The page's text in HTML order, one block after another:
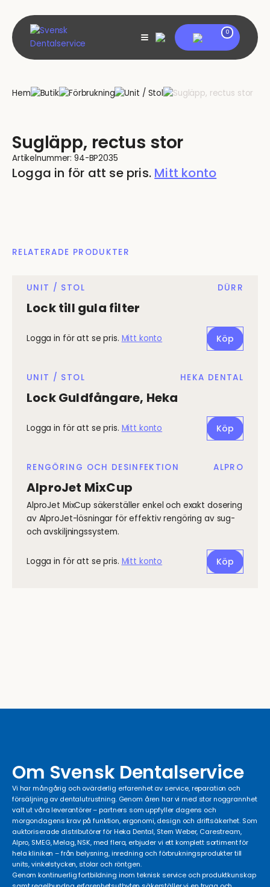
content
My account
View
shopping
0
Hem Butik Förbrukning Unit / Stol Sugläpp, rectus stor
Sugläpp, rectus stor
Artikelnummer: 94-BP2035
Logga in för att se pris. Mitt konto
RELATERADE PRODUKTER
UNIT / STOL DÜRR
Lock till gula filter
Logga in för att se pris. Mitt konto Köp
UNIT / STOL HEKA DENTAL
Lock Guldfångare, Heka
Logga in för att se pris. Mitt konto Köp
RENGÖRING OCH DESINFEKTION ALPRO
AlproJet MixCup
AlproJet MixCup säkerställer enkel och exakt dosering
av AlproJet-lösningar för effektiv rengöring av sug-
och avskiljningssystem.
Logga in för att se pris. Mitt konto Köp
Om Svensk Dentalservice
Vi har mångårig och ovärderlig erfarenhet av service, reparation och
försäljning av dentalutrustning. Genom åren har vi med stor noggrannhet
valt ut våra leverantörer – partners som uppfyller dagens och
morgondagens krav på funktion, ergonomi, design och driftsäkerhet. Som
auktoriserade distributörer för Heka Dental, Stern Weber, Carestream,
Alpro, SMEG, Melag, NSK, med flera, erbjuder vi ett komplett sortiment för
hela kliniken – från belysning, inredning och förbrukningsprodukter till
units, vinkelstycken, stolar och röntgen.
Genom kontinuerlig fortbildning inom teknisk service och produktkunskap